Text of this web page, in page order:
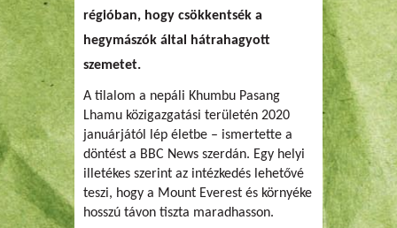
régióban, hogy csökkentsék a
hegymászók által hátrahagyott
szemetet.
A tilalom a nepáli Khumbu Pasang
Lhamu közigazgatási területén 2020
januárjától lép életbe – ismertette a
döntést a BBC News szerdán. Egy helyi
illetékes szerint az intézkedés lehetővé
teszi, hogy a Mount Everest és környéke
hosszú távon tiszta maradhasson.